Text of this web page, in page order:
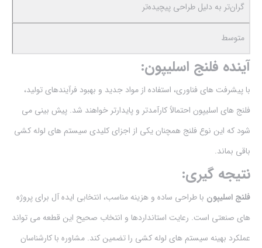
گران‌تر به دلیل طراحی پیچیده‌تر
متوسط
آینده فلنج اسلیپون:
با پیشرفت های فناوری، استفاده از مواد جدید و بهبود فرآیندهای تولید،
فلنج های اسلیپون احتمالاً کارآمدتر و پایدارتر خواهند شد. پیش بینی می
شود که این نوع فلنج همچنان یکی از اجزای کلیدی سیستم های لوله کشی
باقی بماند.
نتیجه گیری:
فلنج اسلیپون با طراحی ساده و هزینه مناسب، انتخابی ایده آل برای پروژه
های صنعتی است. رعایت استانداردها و انتخاب صحیح این قطعه می تواند
عملکرد بهینه سیستم های لوله کشی را تضمین کند. مشاوره با کارشناسان